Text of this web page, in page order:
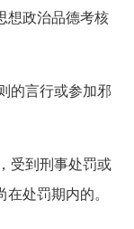
想政治品德考核
的言行或参加邪
受到刑事处罚或
处罚期内的。